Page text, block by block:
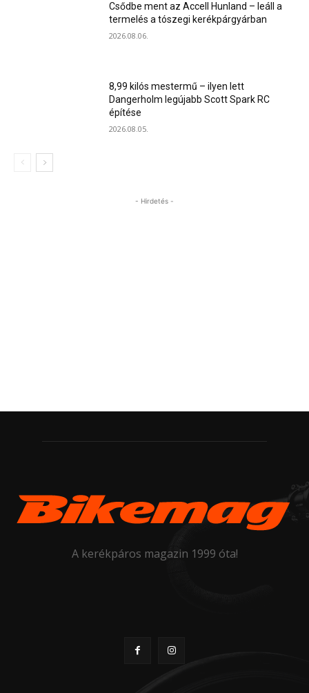
Csődbe ment az Accell Hunland – leáll a
termelés a tószegi kerékpárgyárban
2026.08.06.
8,99 kilós mestermű – ilyen lett
Dangerholm legújabb Scott Spark RC
építése
2026.08.05.
- Hirdetés -
A kerékpáros magazin 1999 óta!